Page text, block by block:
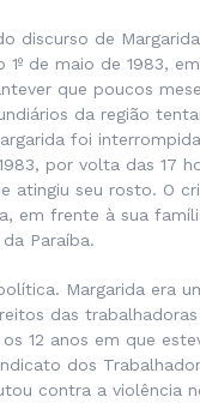
discurso de
de maio de 1983,
que poucos
da região
foi
por volta das 17
atingiu seu rosto. O
em frente à sua
Paraíba.
Margarida era
das
12 anos em que
dos
contra a violência